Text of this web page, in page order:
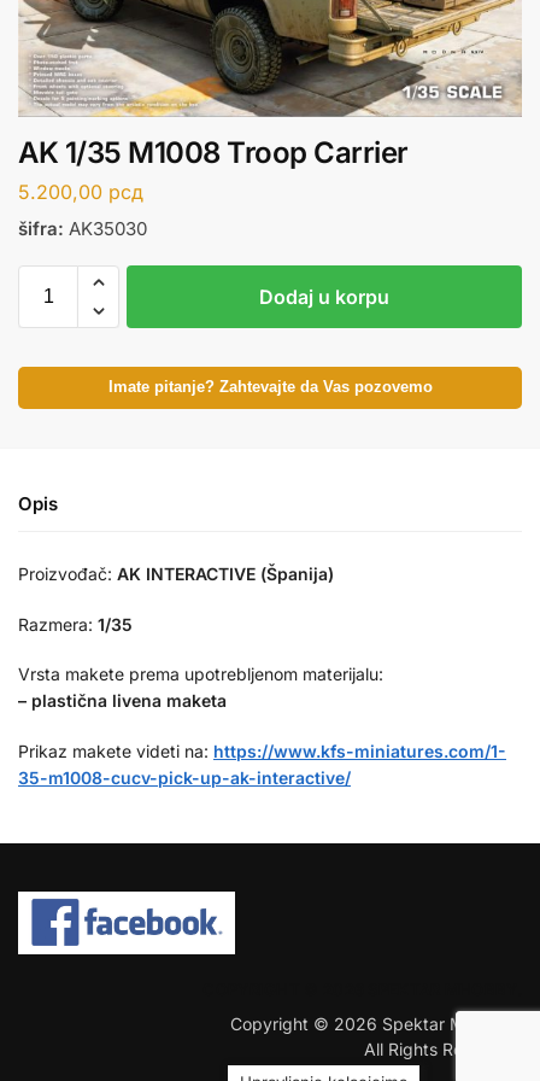
AK 1/35 M1008 Troop Carrier
5.200,00 рсд
šifra: AK35030
Dodaj u korpu
Imate pitanje? Zahtevajte da Vas pozovemo
Opis
Proizvođač: AK INTERACTIVE (Španija)
Razmera: 1/35
Vrsta makete prema upotrebljenom materijalu:
– plastična livena maketa
Prikaz makete videti na: https://www.kfs-miniatures.com/1-
35-m1008-cucv-pick-up-ak-interactive/
Copyright © 2026 Spektar MHobby.
All Rights Reserved.